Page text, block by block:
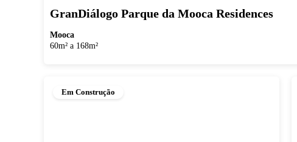
GranDiálogo Parque da Mooca Residences
Mooca
60m² a 168m²
Em Construção